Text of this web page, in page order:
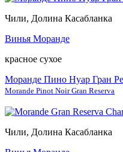
Чили, Долина Касабланка
Винья Моранде
красное сухое
Моранде Пино Нуар Гран
Morande Pinot Noir Gran Reserva
Чили, Долина Касабланка